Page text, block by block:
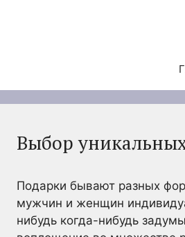
Выбор
Подарки бывают разных
мужчин и женщин
нибудь когда-нибудь